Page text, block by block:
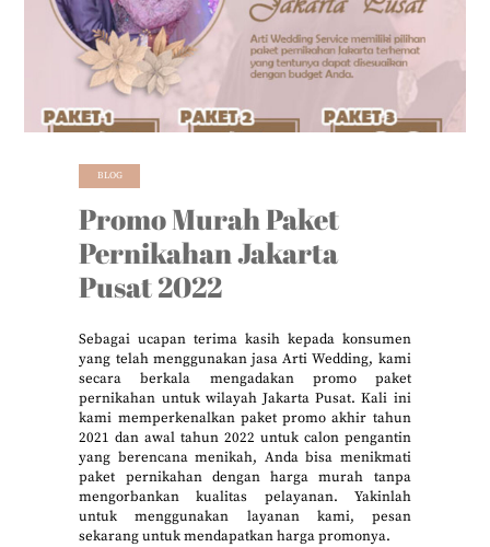
Promo Murah Paket
Pernikahan Jakarta
Pusat 2022
BLOG
Sebagai ucapan terima kasih kepada konsumen
yang telah menggunakan jasa Arti Wedding, kami
secara berkala mengadakan promo paket
pernikahan untuk wilayah Jakarta Pusat. Kali ini
kami memperkenalkan paket promo akhir tahun
2021 dan awal tahun 2022 untuk calon pengantin
yang berencana menikah, Anda bisa menikmati
paket pernikahan dengan harga murah tanpa
mengorbankan kualitas pelayanan. Yakinlah
untuk menggunakan layanan kami, pesan
sekarang untuk mendapatkan harga promonya.